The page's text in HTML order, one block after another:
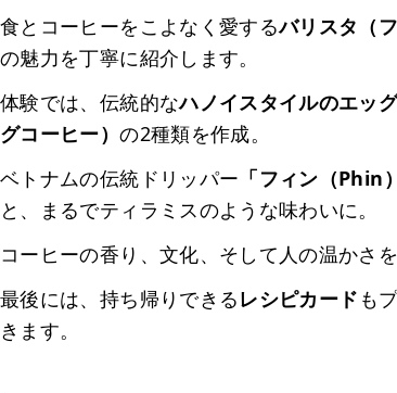
食とコーヒーをこよなく愛するバリスタ（
の魅力を丁寧に紹介します。
体験では、伝統的なハノイスタイルのエッ
グコーヒー）の2種類を作成。
ベトナムの伝統ドリッパー 「フィン（Phin
と、まるでティラミスのような味わいに。
コーヒーの香り、文化、そして人の温かさ
最後には、持ち帰りできるレシピカード も
きます。